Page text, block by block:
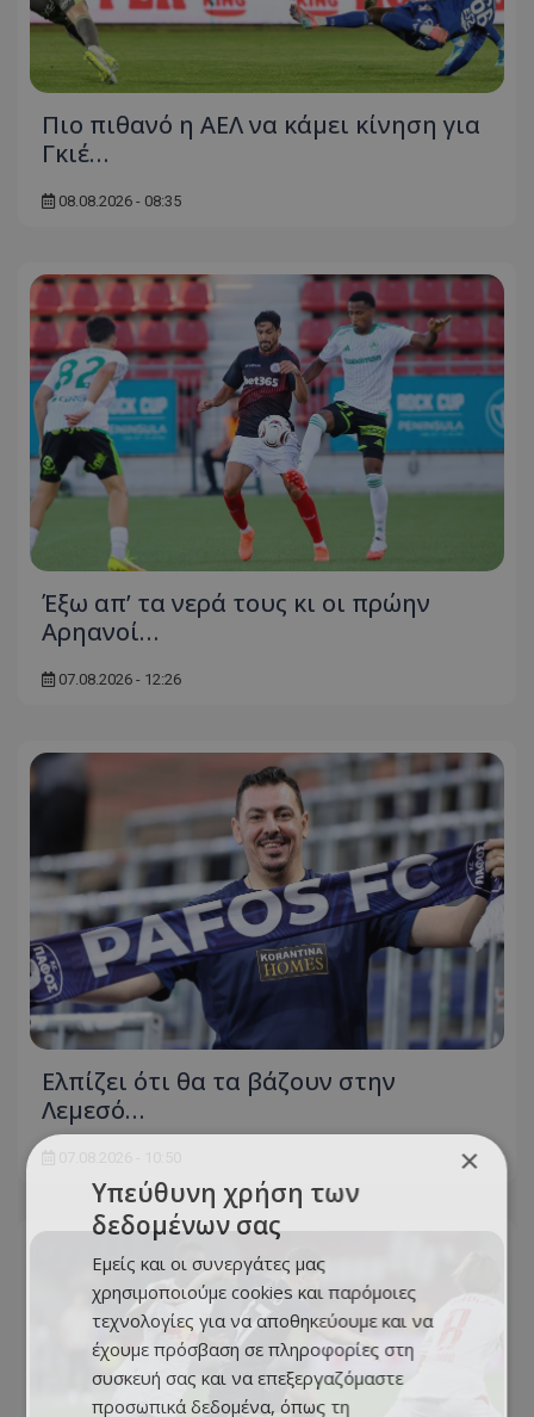
Πιο πιθανό η ΑΕΛ να κάμει κίνηση για
Γκιέ…
08.08.2026 - 08:35
Έξω απ’ τα νερά τους κι οι πρώην
Αρηανοί…
07.08.2026 - 12:26
Ελπίζει ότι θα τα βάζουν στην
Λεμεσό…
×
Υπεύθυνη χρήση των
δεδομένων σας
Εμείς και οι συνεργάτες μας
χρησιμοποιούμε cookies και παρόμοιες
τεχνολογίες για να αποθηκεύουμε και να
έχουμε πρόσβαση σε πληροφορίες στη
συσκευή σας και να επεξεργαζόμαστε
προσωπικά δεδομένα, όπως τη